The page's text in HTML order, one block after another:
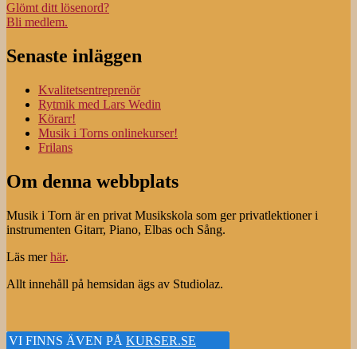
Glömt ditt lösenord?
Bli medlem.
Senaste inläggen
Kvalitetsentreprenör
Rytmik med Lars Wedin
Körarr!
Musik i Torns onlinekurser!
Frilans
Om denna webbplats
Musik i Torn är en privat Musikskola som ger privatlektioner i
instrumenten Gitarr, Piano, Elbas och Sång.
Läs merhär.
Allt innehåll på hemsidan ägs av Studiolaz.
VI FINNS ÄVEN PÅ KURSER.SE